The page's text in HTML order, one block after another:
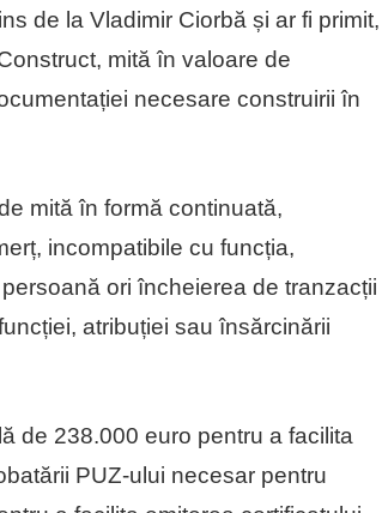
de la Vladimir Ciorbă și ar fi primit,
mită în valoare de
necesare construirii în
mită în formă continuată,
incompatibile cu funcția,
ori încheierea de tranzacții
atribuției sau însărcinării
de 238.000 euro pentru a facilita
PUZ-ului necesar pentru